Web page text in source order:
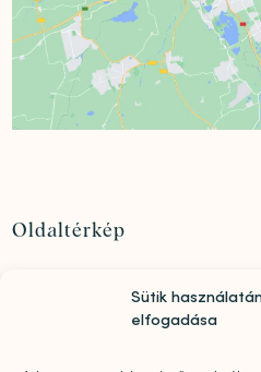
Sütik
elfogadása
Oldaltérkép
Szolgáltatások